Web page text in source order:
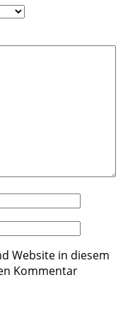
Website in diesem
Kommentar